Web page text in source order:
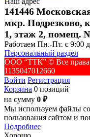
141446
мкр. Подрезково,
1, этаж 2, помещ.
Работаем Пн.-Пт. с 9:00
Персональный раздел
ООО “ТТК” ©️ Все
1135047012660
Войти Регистрация
Корзина 0 позиций
на сумму 0 ₽
Мы используем файлы
пользования сайтом и
Подробнее
Хорошо